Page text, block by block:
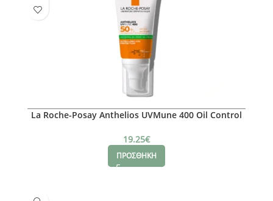
La Roche-Posay Anthelios UVMune 400 Oil Control
19.25€
ΠΡΟΣΘΗΚΗ